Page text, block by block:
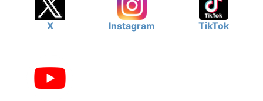
X Instagram TikTok